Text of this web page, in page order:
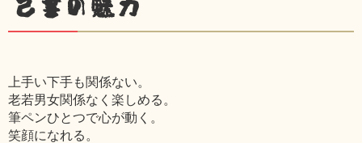
己書の魅力
上手い下手も関係ない。
老若男女関係なく楽しめる。
筆ペンひとつで心が動く。
笑顔になれる。